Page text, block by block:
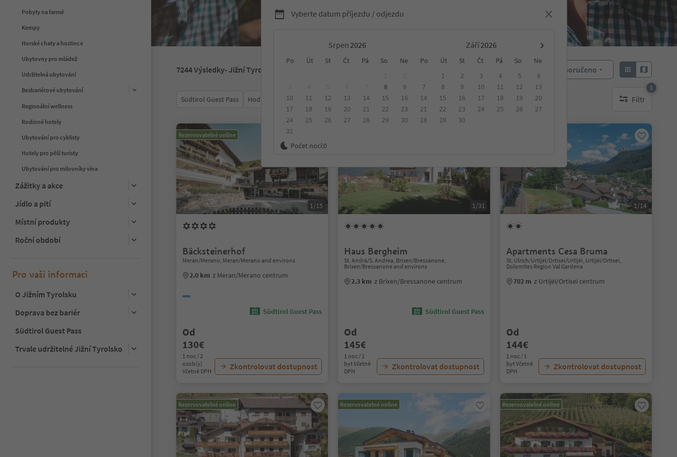
Pobyty na farmě
Kempy
Horské chaty a hostince
Ubytovny pro mládež
Udržitelná ubytování
Bezbariérové ubytování
Regionální wellness
Rodinné hotely
Ubytování pro cyklisty
Hotely pro pěší turisty
Ubytování pro milovníky vína
Zážitky a akce
Jídlo a pití
Místní produkty
Roční období
Pro vaši informaci
O Jižním Tyrolsku
Doprava bez bariér
Südtirol Guest Pass
Trvale udržitelné Jižní Tyrolsko
Vyberte datum příjezdu / odjezdu
Srpen Září
Po Út St Čt Pá So Ne Po Út St Čt Pá So
Ne
8
9
10
11 12 13 14 15
16
17
18 19 20 21 22
23
24
25 26 27 28 29
30
31
1 2 3 4 5
6
7
8 9 10 11 12
13
14
15 16 17 18 19
20
21
22 23 24 25 26
27
28
29 30
Počet nocí:0
7244Výsledky- Jižní Tyrolsko Doporučeno
Südtirol Guest Pass Hodnocení Kategorie Zpracovává Udržitelné ubytování Filtr
1
1 aktywny filtr
Rezervovatelné online
1/15
Bäcksteinerhof
Meran/Merano, Meran/Merano and environs
2.0 km z Meran/Merano centrum
Südtirol Guest Pass
Od
130€
1 noc / 2
osob(y)
Včetně DPH
Zkontrolovat dostupnost
1/31
Haus Bergheim
St. Andrä/S. Andrea, Brixen/Bressanone,
Brixen/Bressanone and environs
2.3 km z Brixen/Bressanone centrum
Südtirol Guest Pass
Od
145€
1 noc / 1
byt Včetně
DPH
Zkontrolovat dostupnost
1/14
Apartments Cesa Bruma
St. Ulrich/Urtijëi/Ortisei/Urtijëi, Urtijëi/Ortisei,
Dolomites Region Val Gardena
702 m z Urtijëi/Ortisei centrum
Od
144€
1 noc / 1
byt Včetně
DPH
Zkontrolovat dostupnost
Rezervovatelné online Rezervovatelné online Rezervovatelné online